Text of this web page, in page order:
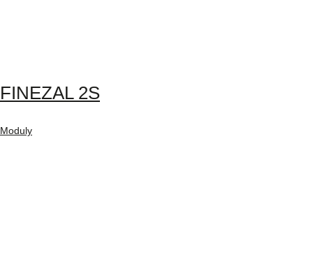
FINEZAL 2S
Moduly